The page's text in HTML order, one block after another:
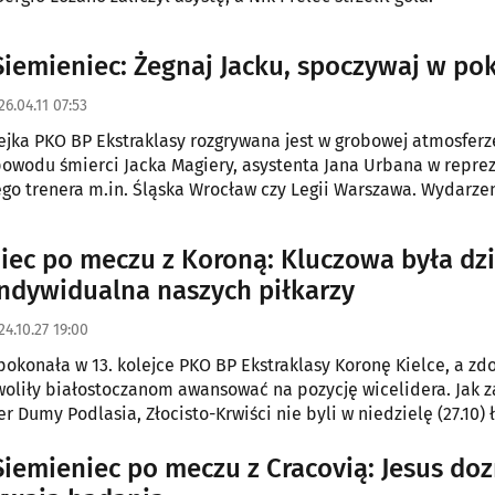
Żegnaj Jacku, spoczywaj w
07:53
PKO BP Ekstraklasy rozgrywana jest w grobowej
śmierci Jacka Magiery, asystenta Jana Urbana w
trenera m.in. Śląska Wrocław czy Legii Warszawa.
po meczu z Koroną: Kluczowa była
naszych piłkarzy
19:00
w 13. kolejce PKO BP Ekstraklasy Koronę Kielce, a
białostoczanom awansować na pozycję wicelidera. Jak
Dumy Podlasia, Złocisto-Krwiści nie byli w niedzielę (27.10)
po meczu z Cracovią: Jesus